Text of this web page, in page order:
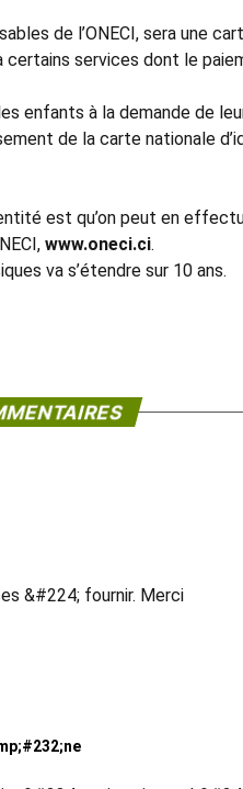
de l’ONECI, sera une
services dont le
enfants à la demande de
de la carte nationale
est qu’on peut en
www.oneci.ci.
va s’étendre sur 10 ans.
&#224; fournir. Merci